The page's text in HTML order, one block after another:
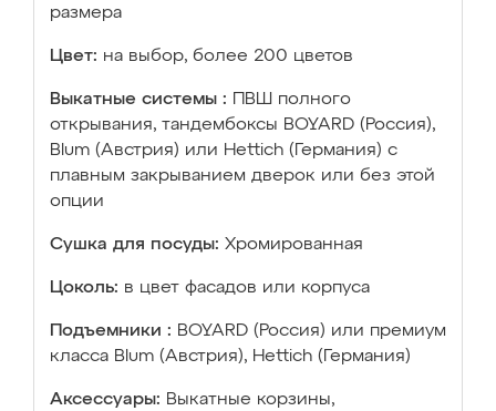
размера
Цвет: на выбор, более 200 цветов
Выкатные системы :
ПВШ полного
открывания, тандембоксы BOYARD (Россия),
Blum (Австрия) или Hettich (Германия) с
плавным закрыванием дверок или без этой
опции
Сушка для посуды: Хромированная
Цоколь: в цвет фасадов или корпуса
Подъемники : BOYARD (Россия) или премиум
класса Blum (Австрия), Hettich (Германия)
Аксессуары: Выкатные корзины,